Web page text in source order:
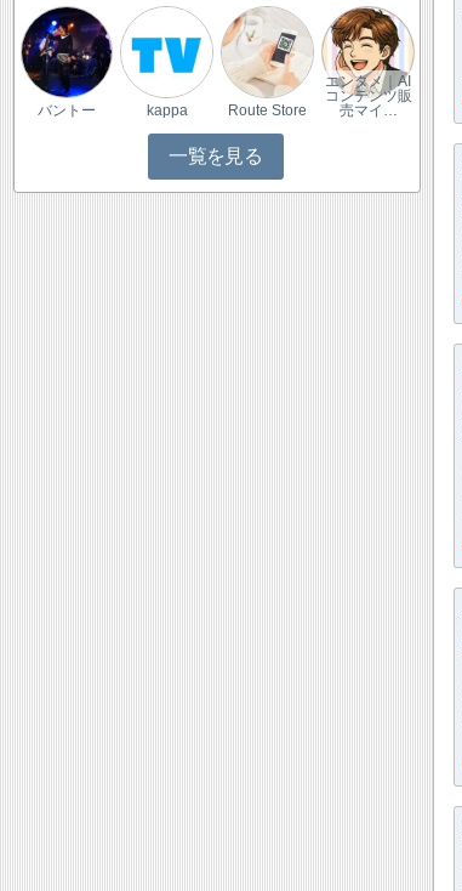
バントー kappa Route Store
エンタメ｜AI
コンテンツ販
売マイ…
一覧を見る